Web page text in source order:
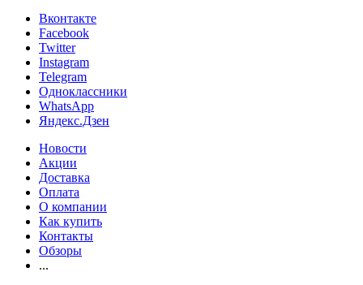
Вконтакте
Facebook
Twitter
Instagram
Telegram
Одноклассники
WhatsApp
Яндекс.Дзен
Новости
Акции
Доставка
Оплата
О компании
Как купить
Контакты
Обзоры
...